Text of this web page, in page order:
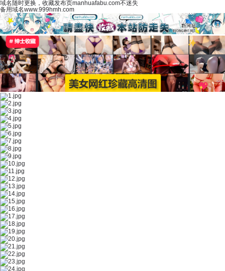
域名随时更换，收藏发布页manhuafabu.com不迷失
备用域名www.999hmh.com